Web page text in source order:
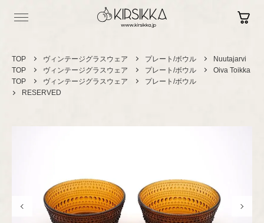
Vintage ヴィンテージ
セラミック
TOP ヴィンテージグラスウェア プレート/ボウル
Nuutajarvi
TOP
ヴィンテージグラスウェア プレート/ボウル
Oiva Toikka
TOP
ヴィンテージグラスウェア
プレート/ボウル
RESERVED